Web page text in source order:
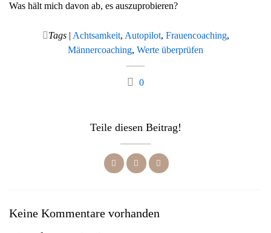
Was hält mich davon ab, es auszuprobieren?
Tags| Achtsamkeit, Autopilot, Frauencoaching,
Männercoaching, Werte überprüfen
0
Teile diesen Beitrag!
Keine Kommentare vorhanden